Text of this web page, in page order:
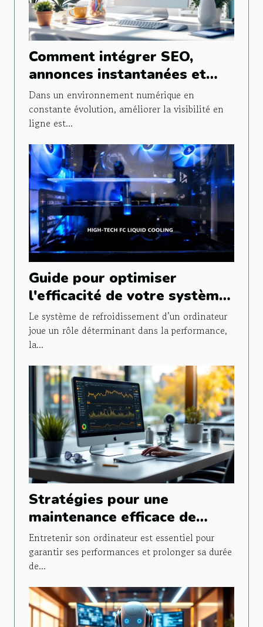
Comment intégrer SEO,
annonces instantanées et
publicités sociales pour
maximiser votre visibilité ?
Dans un environnement numérique en
constante évolution, améliorer la visibilité en
ligne est...
Guide pour optimiser
l'efficacité de votre système
de refroidissement PC
Le système de refroidissement d’un ordinateur
joue un rôle déterminant dans la performance,
la...
Stratégies pour une
maintenance efficace de
votre ordinateur
Entretenir son ordinateur est essentiel pour
garantir ses performances et prolonger sa durée
de...